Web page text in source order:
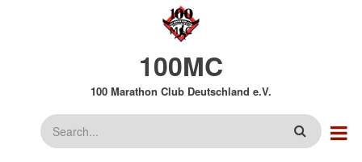
100MC
100 Marathon Club Deutschland e.V.
Suche